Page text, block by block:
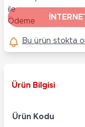
Bu ürün stokta
Ürün Bilgisi
Ürün Kodu